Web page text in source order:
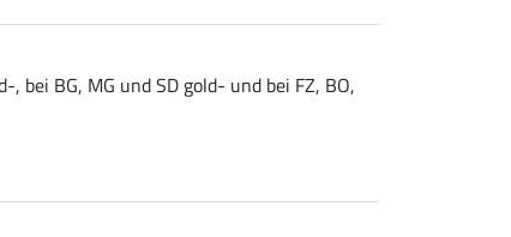
bei BG, MG und SD gold- und bei FZ, BO,